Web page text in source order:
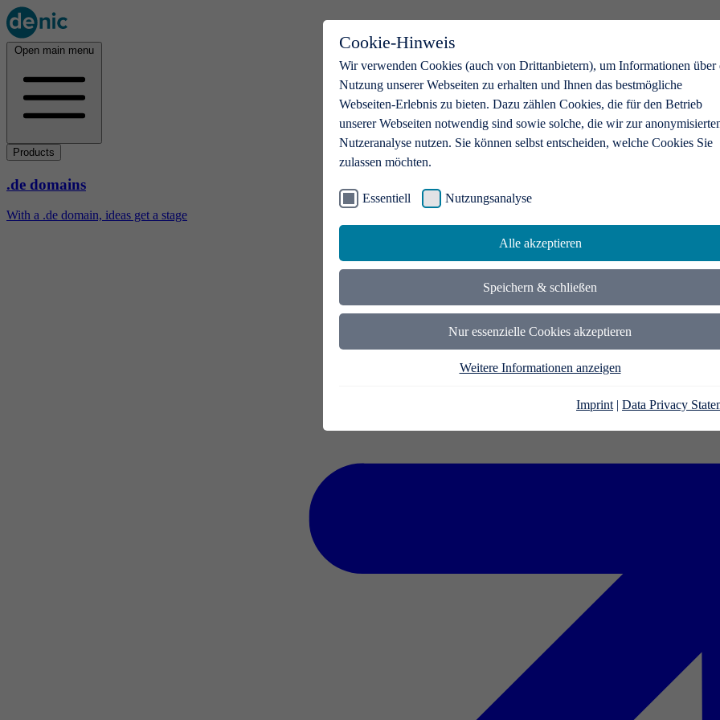
Cookie-Hinweis
Wir verwenden Cookies (auch von Drittanbietern), um Informationen über
Nutzung unserer Webseiten zu erhalten und Ihnen das bestmögliche
Webseiten-Erlebnis zu bieten. Dazu zählen Cookies, die für den Betrieb
unserer Webseiten notwendig sind sowie solche, die wir zur
Nutzeranalyse nutzen. Sie können selbst entscheiden, welche Cookies Sie
zulassen möchten.
Essentiell Nutzungsanalyse
Alle akzeptieren
Speichern & schließen
Nur essenzielle Cookies akzeptieren
Weitere Informationen anzeigen
Imprint | Data Privacy
Open main menu
Products
.de domains
With a .de domain, ideas get a stage